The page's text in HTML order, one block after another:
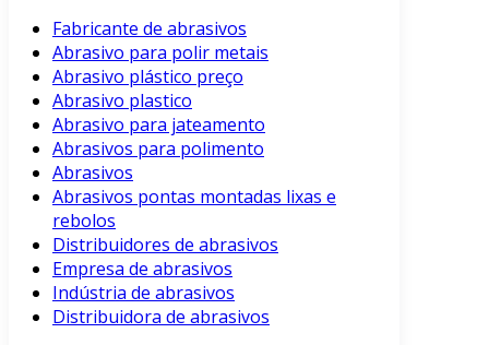
Fabricante de abrasivos
Abrasivo para polir metais
Abrasivo plástico preço
Abrasivo plastico
Abrasivo para jateamento
Abrasivos para polimento
Abrasivos
Abrasivos pontas montadas lixas e
rebolos
Distribuidores de abrasivos
Empresa de abrasivos
Indústria de abrasivos
Distribuidora de abrasivos